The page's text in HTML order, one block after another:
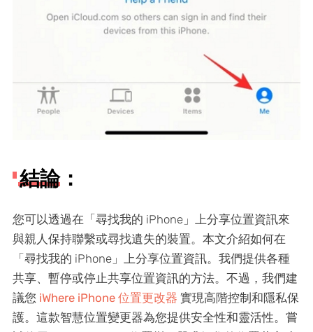
結論：
您可以透過在「尋找我的 iPhone」上分享位置資訊來
與親人保持聯繫或尋找遺失的裝置。本文介紹如何在
「尋找我的 iPhone」上分享位置資訊。我們提供各種
共享、暫停或停止共享位置資訊的方法。不過，我們建
議您 iWhere iPhone 位置更改器 實現高階控制和隱私保
護。這款智慧位置變更器為您提供安全性和靈活性。嘗